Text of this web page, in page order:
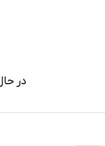
در